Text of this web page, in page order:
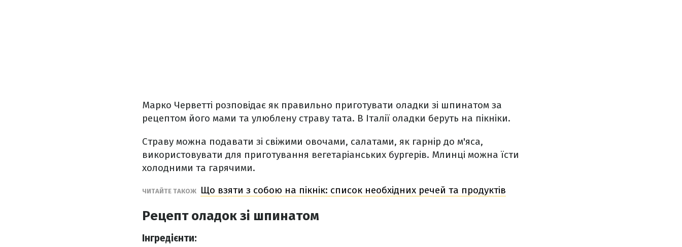
Марко Черветті розповідає як правильно приготувати оладки зі шпинатом за
рецептом його мами та улюблену страву тата. В Італії оладки беруть на пікніки.
Страву можна подавати зі свіжими овочами, салатами, як гарнір до м'яса,
використовувати для приготування вегетаріанських бургерів. Млинці можна їсти
холодними та гарячими.
ЧИТАЙТЕ ТАКОЖ Що взяти з собою на пікнік: список необхідних речей та продуктів
Рецепт оладок зі шпинатом
Інгредієнти: